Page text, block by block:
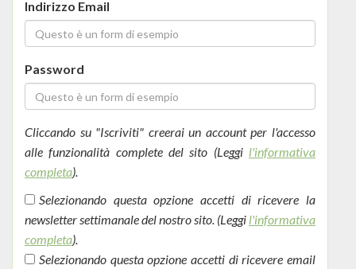
Indirizzo Email
Password
Cliccando su "Iscriviti" creerai un account per l'accesso
alle funzionalità complete del sito (Leggi l'informativa
completa).
Selezionando questa opzione accetti di ricevere la
newsletter settimanale del nostro sito. (Leggi l'informativa
completa).
Selezionando questa opzione accetti di ricevere email